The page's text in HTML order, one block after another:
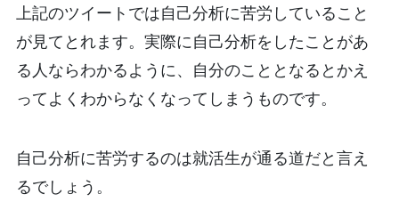
上記のツイートでは自己分析に苦労していること
が見てとれます。実際に自己分析をしたことがあ
る人ならわかるように、自分のこととなるとかえ
ってよくわからなくなってしまうものです。
自己分析に苦労するのは就活生が通る道だと言え
るでしょう。